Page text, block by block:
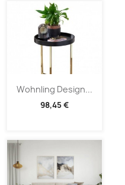
Wohnling Design...
98,45 €